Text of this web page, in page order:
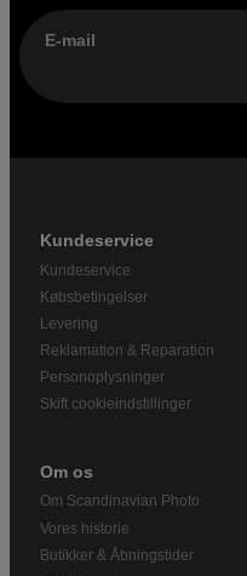
E-mail
Kundeservice
Kundeservice
Købsbetingelser
Levering
Reklamation & Reparation
Personoplysninger
Skift cookieindstillinger
Om os
Om Scandinavian Photo
Vores historie
Butikker & Åbningstider